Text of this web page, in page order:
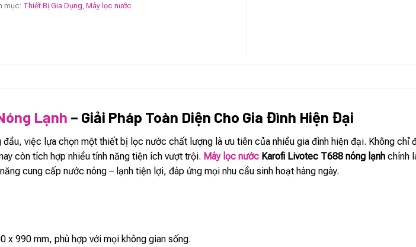
mục: Thiết Bị Gia Dụng,Máy lọc nước
Lạnh – Giải Pháp Toàn Diện Cho Gia Đình Hiện Đại
việc lựa chọn một thiết bị lọc nước chất lượng là ưu tiên của nhiều gia đình hiện đại. Không chỉ
còn tích hợp nhiều tính năng tiện ích vượt trội. Máy lọc nước Karofi Livotec T688 nóng lạnh chính
cung cấp nước nóng – lạnh tiện lợi, đáp ứng mọi nhu cầu sinh hoạt hàng ngày.
x 990 mm, phù hợp với mọi không gian sống.